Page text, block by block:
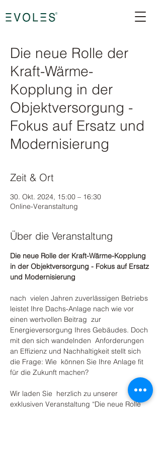
Die neue Rolle der
Kraft-Wärme-
Kopplung in der
Objektversorgung -
Fokus auf Ersatz und
Modernisierung
Zeit & Ort
30. Okt. 2024, 15:00 – 16:30
Online-Veranstaltung
Über die Veranstaltung
Die neue Rolle der Kraft-Wärme-Kopplung
in der Objektversorgung - Fokus auf Ersatz
und Modernisierung
nach  vielen Jahren zuverlässigen Betriebs
leistet Ihre Dachs-Anlage nach wie vor
einen wertvollen Beitrag  zur
Energieversorgung Ihres Gebäudes. Doch
mit den sich wandelnden  Anforderungen
an Effizienz und Nachhaltigkeit stellt sich
die Frage: Wie  können Sie Ihre Anlage fit
für die Zukunft machen?
Wir laden Sie  herzlich zu unserer
exklusiven Veranstaltung “Die neue Rolle